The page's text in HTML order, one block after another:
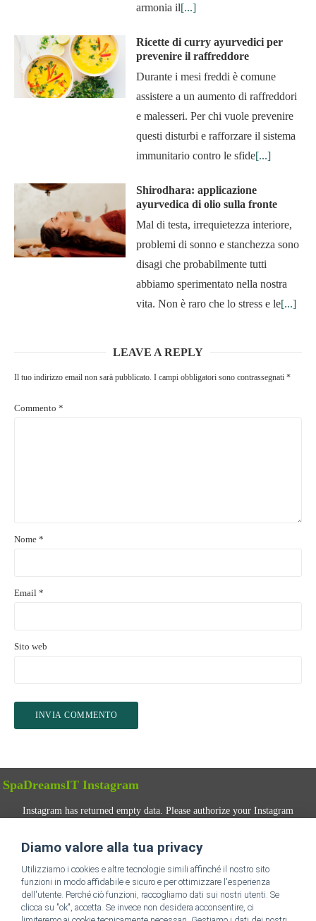
armonia il[...]
Ricette di curry ayurvedici per
prevenire il raffreddore
Durante i mesi freddi è comune
assistere a un aumento di raffreddori
e malesseri. Per chi vuole prevenire
questi disturbi e rafforzare il sistema
immunitario contro le sfide[...]
Shirodhara: applicazione
ayurvedica di olio sulla fronte
Mal di testa, irrequietezza interiore,
problemi di sonno e stanchezza sono
disagi che probabilmente tutti
abbiamo sperimentato nella nostra
vita. Non è raro che lo stress e le[...]
LEAVE A REPLY
Il tuo indirizzo email non sarà pubblicato. I campi obbligatori sono contrassegnati *
Commento *
Nome *
Email *
Sito web
SpaDreamsIT Instagram
Instagram has returned empty data. Please authorize your Instagram
SEGUICI
Diamo valore alla tua privacy
Utilizziamo i cookies e altre tecnologie simili affinché il nostro sito
funzioni in modo affidabile e sicuro e per ottimizzare l'esperienza
dell'utente. Perché ciò funzioni, raccogliamo dati sui nostri utenti. Se
clicca su "ok", accetta. Se invece non desidera acconsentire, ci